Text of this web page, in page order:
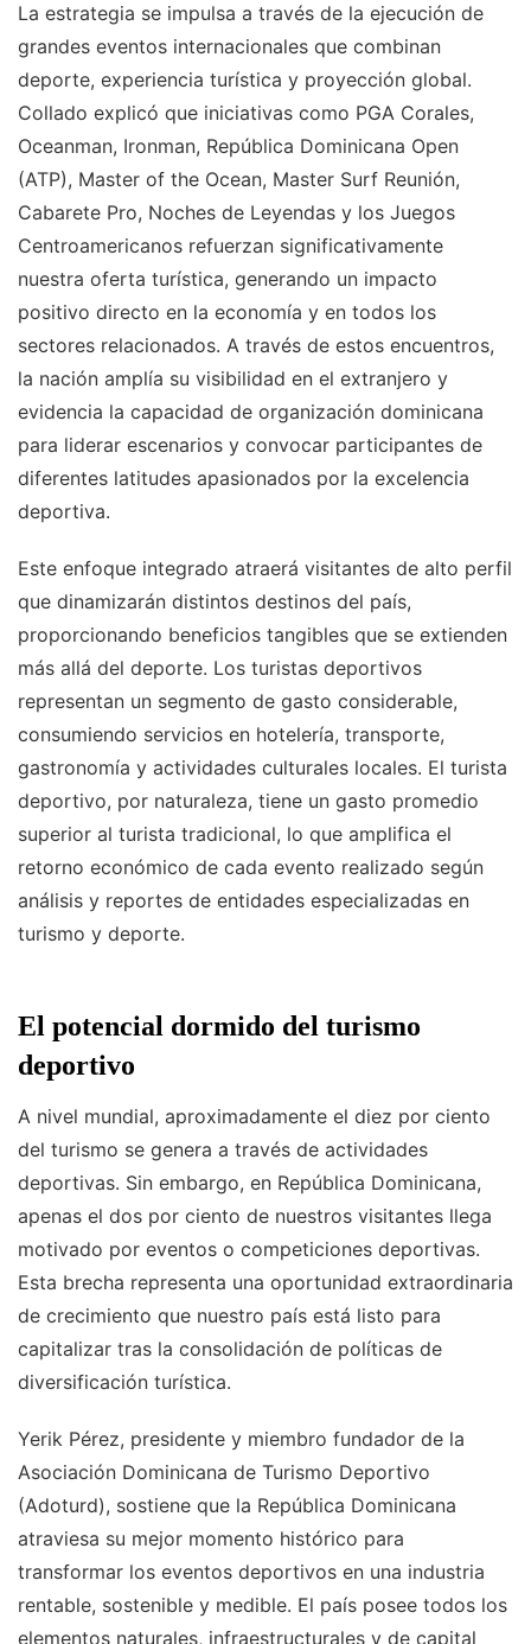
La estrategia se impulsa a través de la ejecución de
grandes eventos internacionales que combinan
deporte, experiencia turística y proyección global.
Collado explicó que iniciativas como PGA Corales,
Oceanman, Ironman, República Dominicana Open
(ATP), Master of the Ocean, Master Surf Reunión,
Cabarete Pro, Noches de Leyendas y los Juegos
Centroamericanos refuerzan significativamente
nuestra oferta turística, generando un impacto
positivo directo en la economía y en todos los
sectores relacionados. A través de estos encuentros,
la nación amplía su visibilidad en el extranjero y
evidencia la capacidad de organización dominicana
para liderar escenarios y convocar participantes de
diferentes latitudes apasionados por la excelencia
deportiva.
Este enfoque integrado atraerá visitantes de alto perfil
que dinamizarán distintos destinos del país,
proporcionando beneficios tangibles que se extienden
más allá del deporte. Los turistas deportivos
representan un segmento de gasto considerable,
consumiendo servicios en hotelería, transporte,
gastronomía y actividades culturales locales. El turista
deportivo, por naturaleza, tiene un gasto promedio
superior al turista tradicional, lo que amplifica el
retorno económico de cada evento realizado según
análisis y reportes de entidades especializadas en
turismo y deporte.
El potencial dormido del turismo
deportivo
A nivel mundial, aproximadamente el diez por ciento
del turismo se genera a través de actividades
deportivas. Sin embargo, en República Dominicana,
apenas el dos por ciento de nuestros visitantes llega
motivado por eventos o competiciones deportivas.
Esta brecha representa una oportunidad extraordinaria
de crecimiento que nuestro país está listo para
capitalizar tras la consolidación de políticas de
diversificación turística.
Yerik Pérez, presidente y miembro fundador de la
Asociación Dominicana de Turismo Deportivo
(Adoturd), sostiene que la República Dominicana
atraviesa su mejor momento histórico para
transformar los eventos deportivos en una industria
rentable, sostenible y medible. El país posee todos los
elementos naturales, infraestructurales y de capital